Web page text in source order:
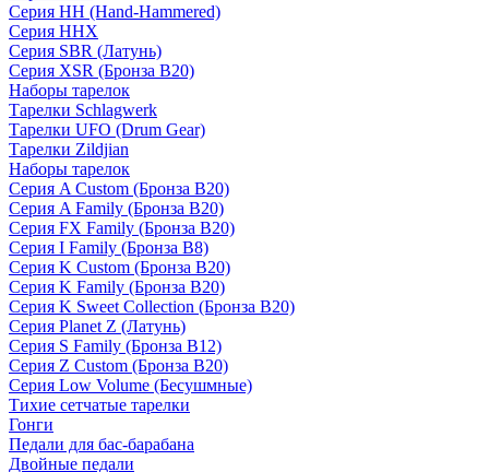
Серия HH (Hand-Hammered)
Серия HHX
Серия SBR (Латунь)
Серия XSR (Бронза B20)
Наборы тарелок
Тарелки Schlagwerk
Тарелки UFO (Drum Gear)
Тарелки Zildjian
Наборы тарелок
Серия A Custom (Бронза B20)
Серия A Family (Бронза B20)
Серия FX Family (Бронза B20)
Серия I Family (Бронза B8)
Серия K Custom (Бронза B20)
Серия K Family (Бронза B20)
Серия K Sweet Collection (Бронза B20)
Серия Planet Z (Латунь)
Серия S Family (Бронза B12)
Серия Z Custom (Бронза B20)
Серия Low Volume (Бесушмные)
Тихие сетчатые тарелки
Гонги
Педали для бас-барабана
Двойные педали